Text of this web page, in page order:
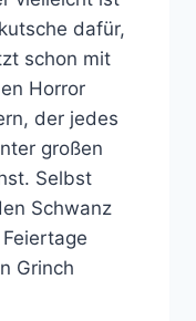
dafür,
schon mit
Horror
der jedes
großen
Selbst
Schwanz
Grinch